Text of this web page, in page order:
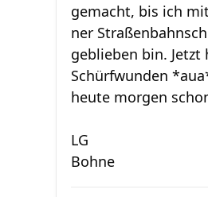
gemacht, bis ich
ner
geblieben bin. Jetzt
Schürfwunden
heute morgen
LG
Bohne